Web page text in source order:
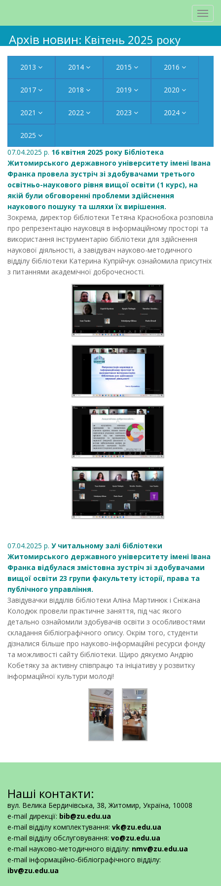
Архів новин: Квітень 2025 року
2013 2014 2015 2016
2017 2018 2019 2020
2021 2022 2023 2024
2025
07.04.2025 р. 16 квітня 2025 року Бібліотека
Житомирського державного університету імені Івана
Франка провела зустріч зі здобувачами третього
освітньо-наукового рівня вищої освіти (1 курс), на
якій були обговоренні проблеми здійснення
наукового пошуку та шляхи їх вирішення.
Зокрема, директор бібліотеки Тетяна Краснобока розповіла
про репрезентацію науковця в інформаційному просторі та
використання інструментарію бібліотеки для здійснення
наукової діяльності, а завідувач науково-методичного
відділу бібліотеки Катерина Купрійчук ознайомила присутніх
з питаннями академічної доброчесності.
07.04.2025 р. У читальному залі бібліотеки
Житомирського державного університету імені Івана
Франка відбулася змістовна зустріч зі здобувачами
вищої освіти 23 групи факультету історії, права та
публічного управління.
Завідувачки відділів бібліотеки Аліна Мартинюк і Сніжана
Колодюк провели практичне заняття, під час якого
детально ознайомили здобувачів освіти з особливостями
складання бібліографічного опису. Окрім того, студенти
дізналися більше про науково-інформаційні ресурси фонду
та можливості сайту бібліотеки. Щиро дякуємо Андрію
Кобетяку за активну співпрацю та ініціативу у розвитку
інформаційної культури молоді!
Наші контакти:
вул. Велика Бердичівська, 38, Житомир, Україна, 10008
e-mail дирекції: bib@zu.edu.ua
e-mail відділу комплектування: vk@zu.edu.ua
e-mail відділу обслуговування: vo@zu.edu.ua
e-mail науково-методичного відділу: nmv@zu.edu.ua
e-mail інформаційно-бібліографічного відділу:
ibv@zu.edu.ua